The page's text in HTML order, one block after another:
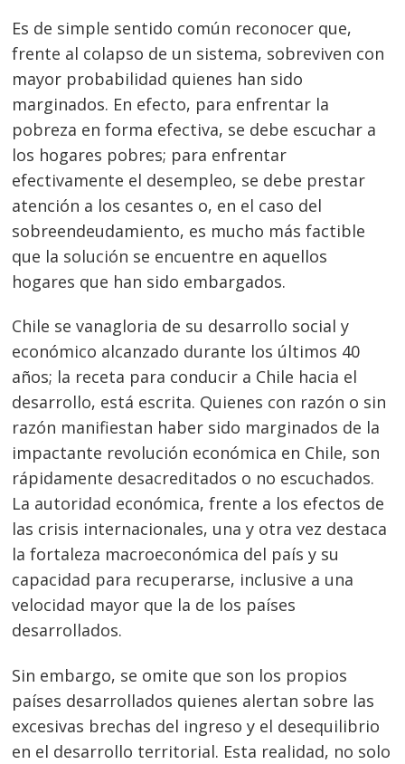
Es de simple sentido común reconocer que,
frente al colapso de un sistema, sobreviven con
mayor probabilidad quienes han sido
marginados. En efecto, para enfrentar la
pobreza en forma efectiva, se debe escuchar a
los hogares pobres; para enfrentar
efectivamente el desempleo, se debe prestar
atención a los cesantes o, en el caso del
sobreendeudamiento, es mucho más factible
que la solución se encuentre en aquellos
hogares que han sido embargados.
Chile se vanagloria de su desarrollo social y
económico alcanzado durante los últimos 40
años; la receta para conducir a Chile hacia el
desarrollo, está escrita. Quienes con razón o sin
razón manifiestan haber sido marginados de la
impactante revolución económica en Chile, son
rápidamente desacreditados o no escuchados.
La autoridad económica, frente a los efectos de
las crisis internacionales, una y otra vez destaca
la fortaleza macroeconómica del país y su
capacidad para recuperarse, inclusive a una
velocidad mayor que la de los países
desarrollados.
Sin embargo, se omite que son los propios
países desarrollados quienes alertan sobre las
excesivas brechas del ingreso y el desequilibrio
en el desarrollo territorial. Esta realidad, no solo
Navegación
de
entradas